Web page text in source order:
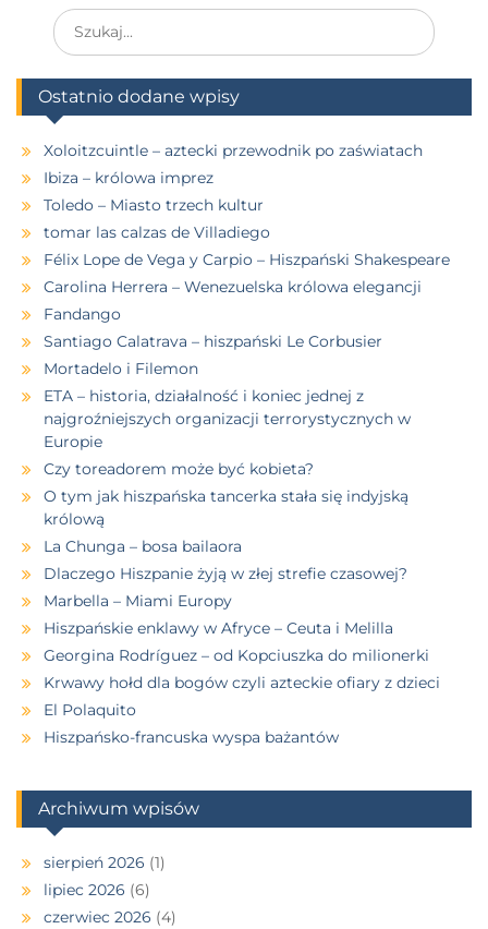
Ostatnio dodane wpisy
Xoloitzcuintle – aztecki przewodnik po zaświatach
Ibiza – królowa imprez
Toledo – Miasto trzech kultur
tomar las calzas de Villadiego
Félix Lope de Vega y Carpio – Hiszpański Shakespeare
Carolina Herrera – Wenezuelska królowa elegancji
Fandango
Santiago Calatrava – hiszpański Le Corbusier
Mortadelo i Filemon
ETA – historia, działalność i koniec jednej z
najgroźniejszych organizacji terrorystycznych w
Europie
Czy toreadorem może być kobieta?
O tym jak hiszpańska tancerka stała się indyjską
królową
La Chunga – bosa bailaora
Dlaczego Hiszpanie żyją w złej strefie czasowej?
Marbella – Miami Europy
Hiszpańskie enklawy w Afryce – Ceuta i Melilla
Georgina Rodríguez – od Kopciuszka do milionerki
Krwawy hołd dla bogów czyli azteckie ofiary z dzieci
El Polaquito
Hiszpańsko-francuska wyspa bażantów
Archiwum wpisów
sierpień 2026 (1)
lipiec 2026 (6)
czerwiec 2026 (4)